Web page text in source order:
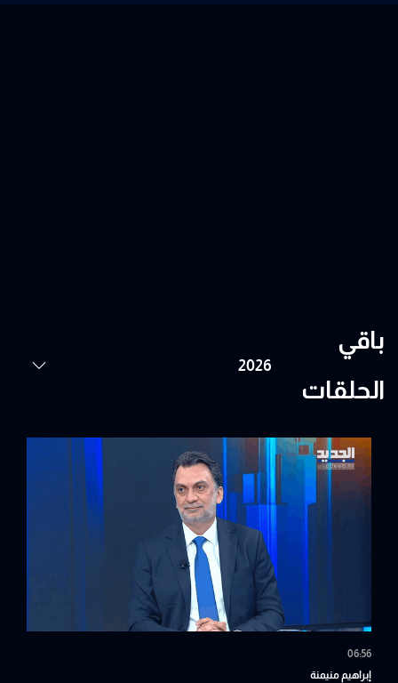
باقي
الحلقات
06:56
إبراهيم منيمنة